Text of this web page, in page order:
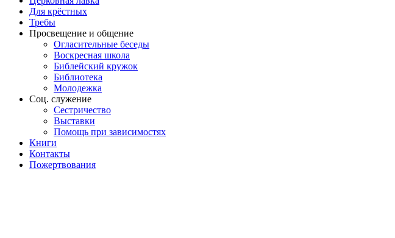
Для крёстных
Требы
Просвещение и общение
Огласительные беседы
Воскресная школа
Библейский кружок
Библиотека
Молодежка
Соц. служение
Сестричество
Выставки
Помощь при зависимостях
Книги
Контакты
Пожертвования